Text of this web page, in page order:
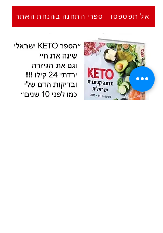
אל תפספסו - ספרי התזונה בהנחת האתר